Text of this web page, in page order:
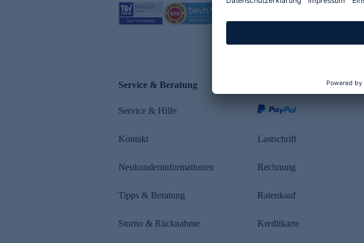
Service & Beratung
Service & Hilfe
Kontakt
Neukundeninformationen
Tipps & Beratung
Storno & Rücknahme
Lastschrift
Rechnung
Ratenkauf
Kreditkarte